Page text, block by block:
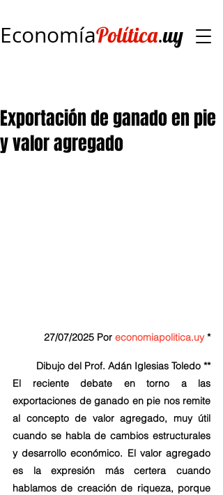
EconomíaPolítica.uy
Exportación de ganado en pie
y valor agregado
27/07/2025 Por economiapolitica.uy *
Dibujo del Prof. Adán Iglesias Toledo **
El reciente debate en torno a las
exportaciones de ganado en pie nos remite
al concepto de valor agregado, muy útil
cuando se habla de cambios estructurales
y desarrollo económico. El valor agregado
es la expresión más certera cuando
hablamos de creación de riqueza, porque